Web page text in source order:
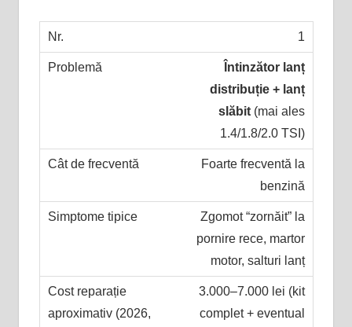
1
Întinzător lanț
distribuție + lanț
slăbit(mai ales
1.4/1.8/2.0 TSI)
Foarte frecventă la
benzină
Zgomot “zornăit” la
pornire rece, martor
motor, salturi lanț
3.000–7.000 lei (kit
complet + eventual